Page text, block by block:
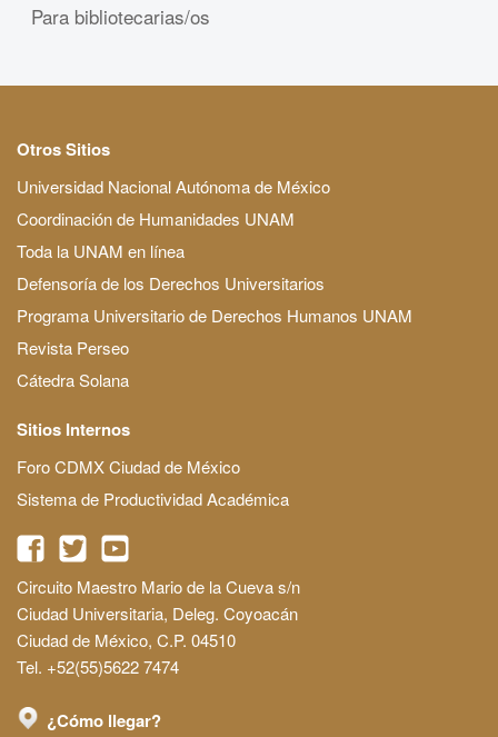
Para bibliotecarias/os
Otros Sitios
Universidad Nacional Autónoma de México
Coordinación de Humanidades UNAM
Toda la UNAM en línea
Defensoría de los Derechos Universitarios
Programa Universitario de Derechos Humanos UNAM
Revista Perseo
Cátedra Solana
Sitios Internos
Foro CDMX Ciudad de México
Sistema de Productividad Académica
Circuito Maestro Mario de la Cueva s/n
Ciudad Universitaria, Deleg. Coyoacán
Ciudad de México, C.P. 04510
Tel. +52(55)5622 7474
¿Cómo llegar?